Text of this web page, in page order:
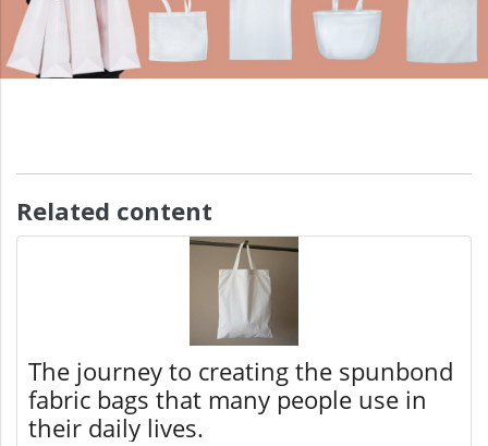
Related content
The journey to creating the spunbond
fabric bags that many people use in
their daily lives.